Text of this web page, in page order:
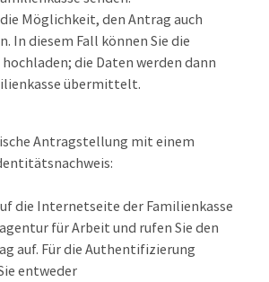
Möglichkeit, den Antrag auch
In diesem Fall können Sie die
die Daten werden dann
übermittelt.
Antragstellung mit einem
die Internetseite der Familienkasse
für Arbeit und rufen Sie den
auf. Für die Authentifizierung
entweder